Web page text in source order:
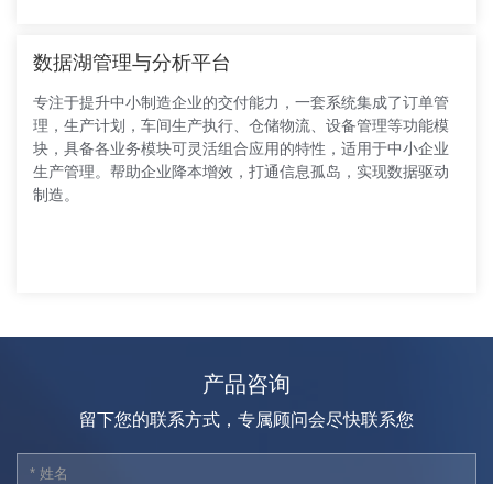
数据湖管理与分析平台
专注于提升中小制造企业的交付能力，一套系统集成了订单管
理，生产计划，车间生产执行、仓储物流、设备管理等功能模
块，具备各业务模块可灵活组合应用的特性，适用于中小企业
生产管理。帮助企业降本增效，打通信息孤岛，实现数据驱动
制造。
产品咨询
留下您的联系方式，专属顾问会尽快联系您